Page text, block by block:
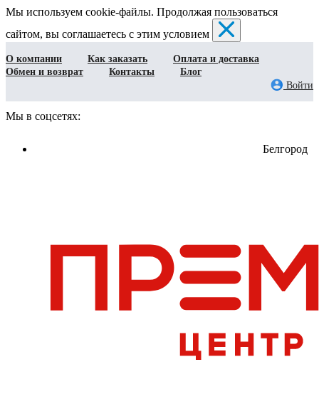
Мы используем cookie-файлы. Продолжая пользоваться
сайтом, вы соглашаетесь с этим условием
О компании Как заказать
Оплата и доставка
Обмен и возврат
Контакты
Блог
Войти
Мы в соцсетях:
Белгород